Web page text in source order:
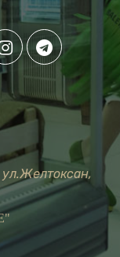
ул.Желтоксан,